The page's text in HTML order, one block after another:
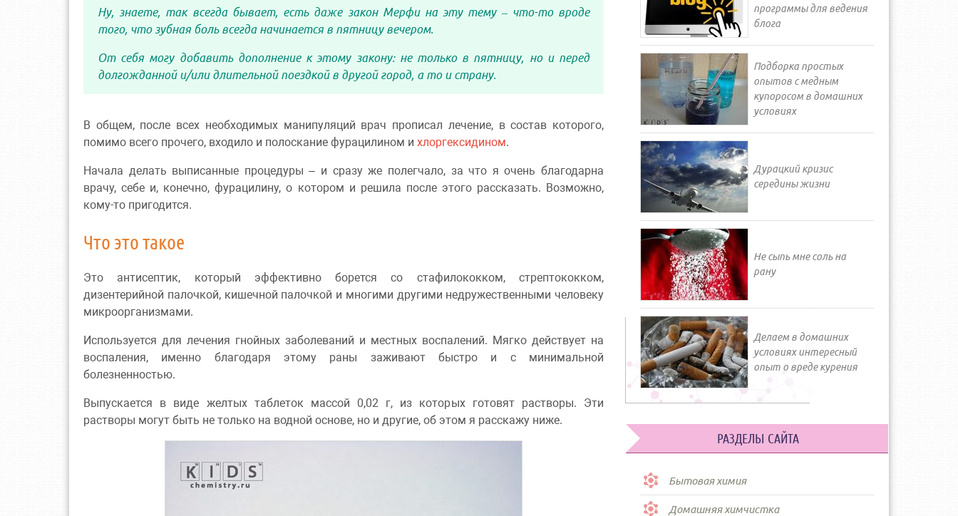
Ну, знаете, так всегда бывает, есть даже закон Мерфи на эту тему – что-то вроде
того, что зубная боль всегда начинается в пятницу вечером.
От себя могу добавить дополнение к этому закону: не только в пятницу, но и перед
долгожданной и/или длительной поездкой в другой город, а то и страну.
В общем, после всех необходимых манипуляций врач прописал лечение, в состав которого,
помимо всего прочего, входило и полоскание фурацилином и хлоргексидином.
Начала делать выписанные процедуры – и сразу же полегчало, за что я очень благодарна
врачу, себе и, конечно, фурацилину, о котором и решила после этого рассказать. Возможно,
кому-то пригодится.
Что это такое
Это антисептик, который эффективно борется со стафилококком, стрептококком,
дизентерийной палочкой, кишечной палочкой и многими другими недружественными человеку
микроорганизмами.
Используется для лечения гнойных заболеваний и местных воспалений. Мягко действует на
воспаления, именно благодаря этому раны заживают быстро и с минимальной
болезненностью.
Выпускается в виде желтых таблеток массой 0,02 г, из которых готовят растворы. Эти
растворы могут быть не только на водной основе, но и другие, об этом я расскажу ниже.
программы для ведения
блога
Подборка простых
опытов с медным
купоросом в домашних
условиях
Дурацкий кризис
середины жизни
Не сыпь мне соль на
рану
Делаем в домашних
условиях интересный
опыт о вреде курения
РАЗДЕЛЫ САЙТА
Бытовая химия
Домашняя химчистка